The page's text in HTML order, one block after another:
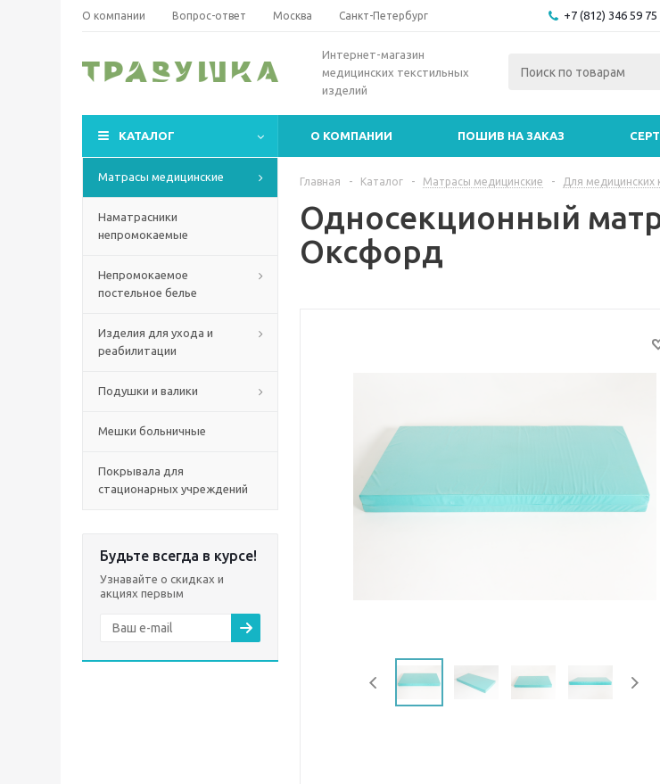
О компании Вопрос-ответ Москва Санкт-Петербург +7 (812) 346 59 75
Интернет-магазин
медицинских текстильных
изделий
КАТАЛОГ О КОМПАНИИ ПОШИВ НА ЗАКАЗ
Матрасы медицинские
Наматрасники
непромокаемые
Непромокаемое
постельное белье
Изделия для ухода и
реабилитации
Подушки и валики
Мешки больничные
Покрывала для
стационарных учреждений
Будьте всегда в курсе!
Узнавайте о скидках и
акциях первым
Главная - Каталог - Матрасы медицинские - Для медицинских
Односекционный
Оксфорд